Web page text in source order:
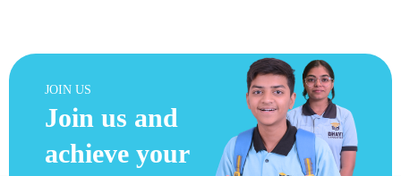
JOIN US
Join us and
achieve your